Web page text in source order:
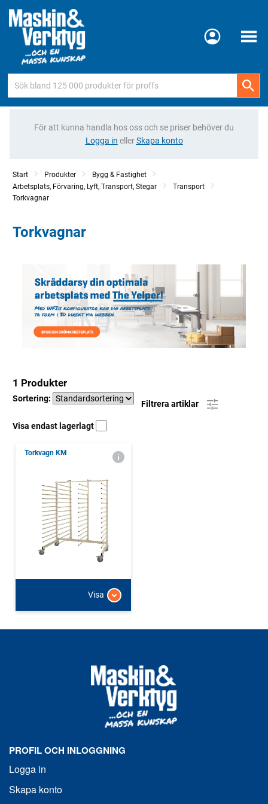
Meny
För att kunna handla hos oss och se priser behöver du
Logga in ellerSkapa konto
Start Produkter
Bygg & Fastighet
Arbetsplats, Förvaring, Lyft, Transport, Stegar
Transport
Torkvagnar
Torkvagnar
1 Produkter
Sortering:
Filtrera artiklar
Visa endast lagerlagt
Torkvagn KM
Visa
PROFIL OCH INLOGGNING
Logga in
Skapa konto